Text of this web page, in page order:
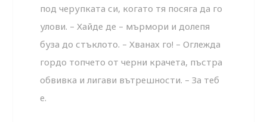
под черупката си, когато тя посяга да го
улови. – Хайде де – мърмори и долепя
буза до стъклото. – Хванах го! – Оглежда
гордо топчето от черни крачета, пъстра
обвивка и лигави вътрешности. – За теб
е.